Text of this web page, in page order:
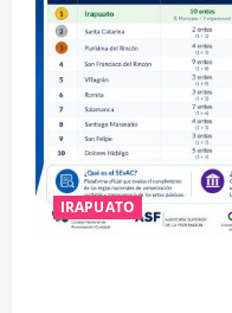
IRAPUATO